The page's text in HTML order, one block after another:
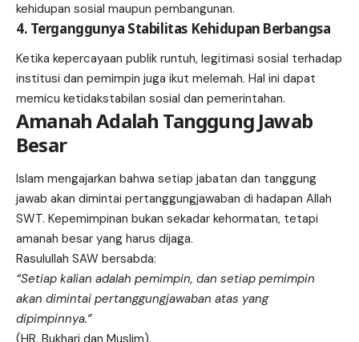
kehidupan sosial maupun pembangunan.
4. Terganggunya Stabilitas Kehidupan Berbangsa
Ketika kepercayaan publik runtuh, legitimasi sosial terhadap
institusi dan pemimpin juga ikut melemah. Hal ini dapat
memicu ketidakstabilan sosial dan pemerintahan.
Amanah Adalah Tanggung Jawab
Besar
Islam mengajarkan bahwa setiap jabatan dan tanggung
jawab akan dimintai pertanggungjawaban di hadapan Allah
SWT. Kepemimpinan bukan sekadar kehormatan, tetapi
amanah besar yang harus dijaga.
Rasulullah SAW bersabda:
“Setiap kalian adalah pemimpin, dan setiap pemimpin
akan dimintai pertanggungjawaban atas yang
dipimpinnya.”
(HR. Bukhari dan Muslim).